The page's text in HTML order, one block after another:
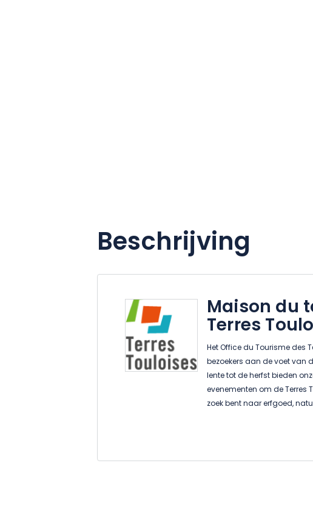
Beschrijving
Maison du
Terres
Het Office du Tourisme des
bezoekers aan de voet van
lente tot de herfst bieden
evenementen om de Terres
zoek bent naar erfgoed,